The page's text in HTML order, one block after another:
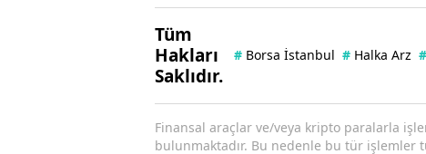
Tüm
Hakları
Saklıdır.
# Borsa İstanbul # Halka Arz #
Finansal araçlar ve/veya kripto paralarla
bulunmaktadır. Bu nedenle bu tür işlemler